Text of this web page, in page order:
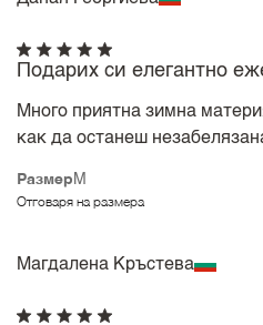
Размер M
Отговаря на размера
Подарих си елегантно
Много приятна зимна
как да останеш
Магдалена Кръстева